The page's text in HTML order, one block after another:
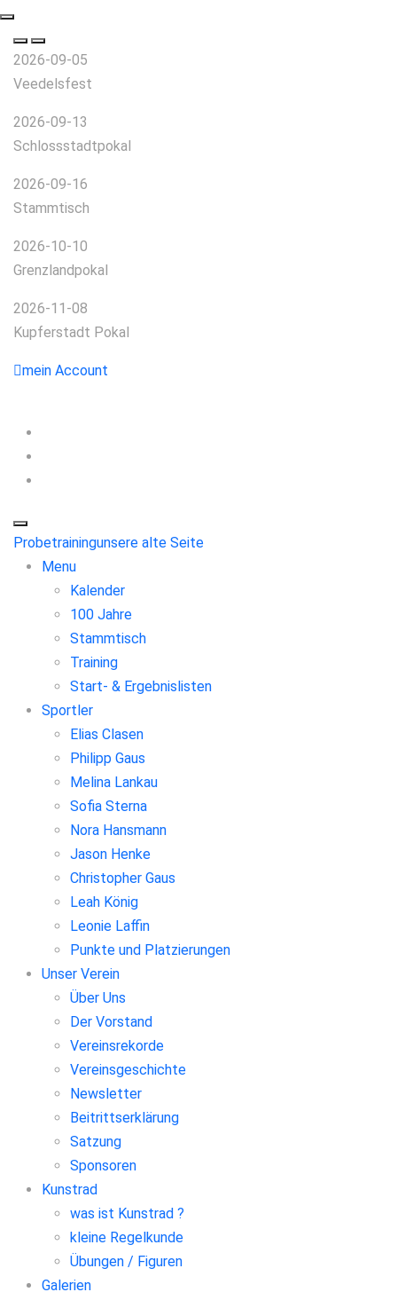
2026-09-05
Veedelsfest
2026-09-13
Schlossstadtpokal
2026-09-16
Stammtisch
2026-10-10
Grenzlandpokal
2026-11-08
Kupferstadt Pokal
mein Account
Probetrainingunsere alte Seite
Menu
Kalender
100 Jahre
Stammtisch
Training
Start- & Ergebnislisten
Sportler
Elias Clasen
Philipp Gaus
Melina Lankau
Sofia Sterna
Nora Hansmann
Jason Henke
Christopher Gaus
Leah König
Leonie Laffin
Punkte und Platzierungen
Unser Verein
Über Uns
Der Vorstand
Vereinsrekorde
Vereinsgeschichte
Newsletter
Beitrittserklärung
Satzung
Sponsoren
Kunstrad
was ist Kunstrad ?
kleine Regelkunde
Übungen / Figuren
Galerien